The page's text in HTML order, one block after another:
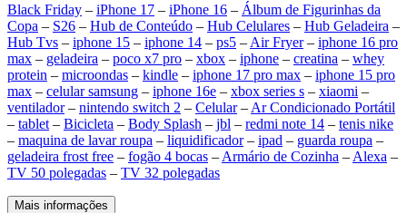
Black Friday – iPhone 17 – iPhone 16 – Álbum de Figurinhas da
Copa – S26 – Hub de Conteúdo – Hub Celulares – Hub Geladeira –
Hub Tvs – iphone 15 – iphone 14 – ps5 – Air Fryer– iphone 16 pro
max – geladeira – poco x7 pro – xbox – iphone – creatina – whey
protein – microondas – kindle – iphone 17 pro max – iphone 15 pro
max – celular samsung – iphone 16e – xbox series s – xiaomi –
ventilador– nintendo switch 2 – Celular– Ar Condicionado Portátil
– tablet – Bicicleta – Body Splash – jbl – redmi note 14 – tenis nike
– maquina de lavar roupa – liquidificador– ipad – guarda roupa –
geladeira frost free – fogão 4 bocas – Armário de Cozinha – Alexa –
TV 50 polegadas – TV 32 polegadas
Mais informações